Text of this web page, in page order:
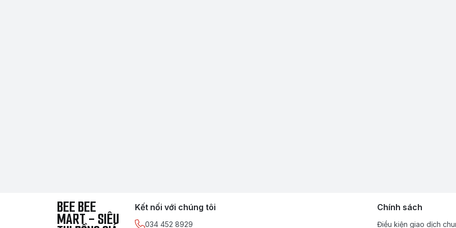
BEE BEE
MART - SIÊU
Kết nối với chúng tôi
034 452 8929
Chính sách
Điều kiện giao dịch